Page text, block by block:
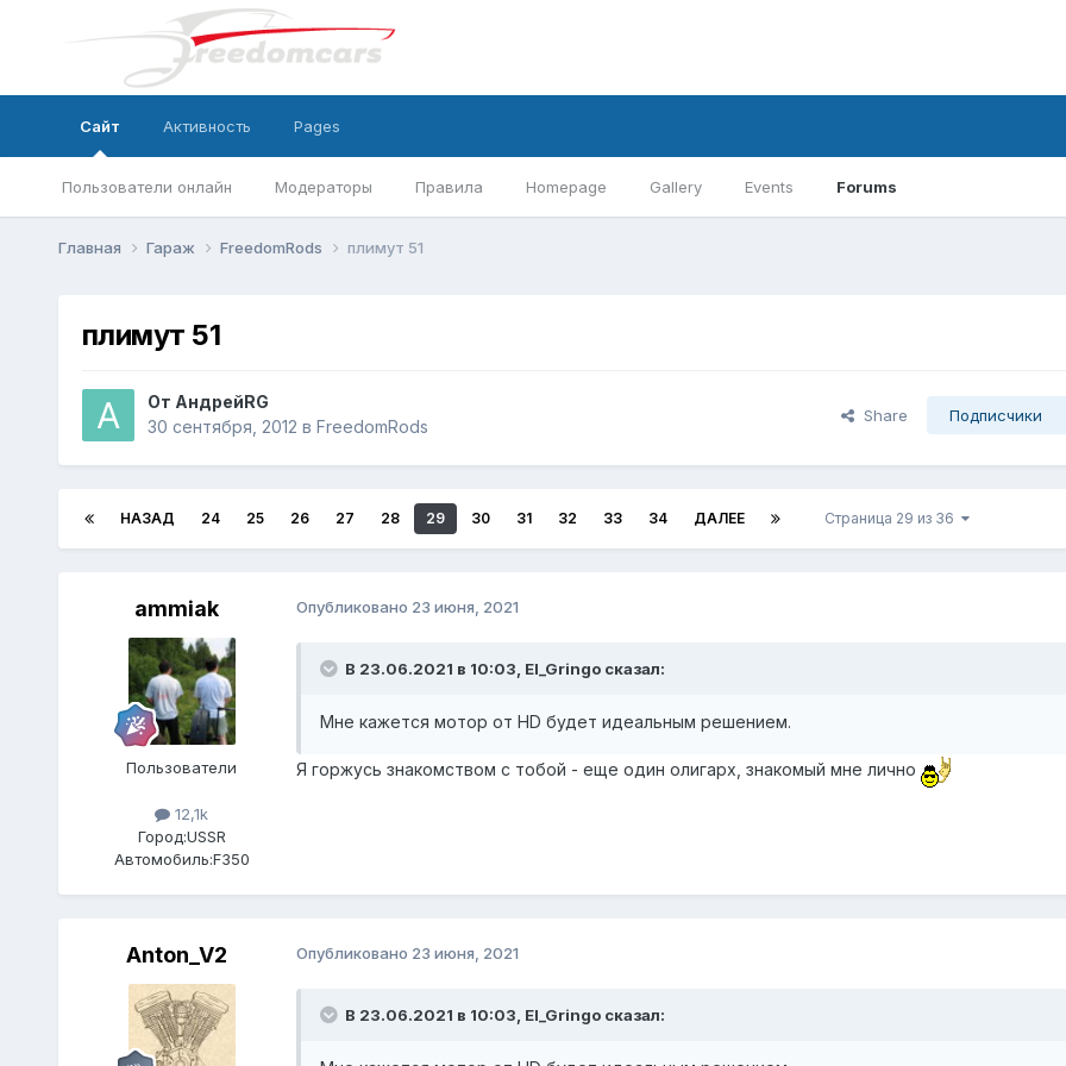
Сайт
Пользователи онлайн Модераторы Правила Homepage Gallery Events Forums
Активность Pages
Главная Гараж FreedomRods плимут 51
плимут 51
От АндрейRG
30 сентября, 2012 в FreedomRods
Share Подписчики
НАЗАД 24 25 26 27 28 29 30 31 32 33 34 ДАЛЕЕ Страница 29 из 36
ammiak
Пользователи
12,1k
Город:USSR
Автомобиль:F350
Опубликовано 23 июня, 2021
В 23.06.2021 в 10:03, El_Gringoсказал:
Мне кажется мотор от HD будет идеальным решением.
Я горжусь знакомством с тобой - еще один олигарх, знакомый мне лично
Anton_V2 Опубликовано 23 июня, 2021
В 23.06.2021 в 10:03, El_Gringoсказал: